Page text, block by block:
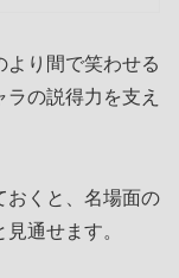
より間で笑わせる
の説得力を支え
おくと、名場面の
通せます。